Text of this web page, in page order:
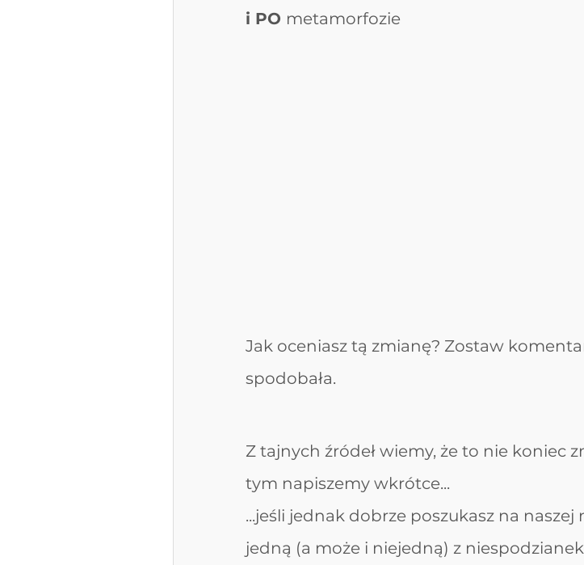
i PO metamorfozie
Jak oceniasz tą zmianę? Zostaw
spodobała.
Z tajnych źródeł wiemy, że to nie koniec
tym napiszemy wkrótce...
...jeśli jednak dobrze poszukasz na
jedną (a może i niejedną) z